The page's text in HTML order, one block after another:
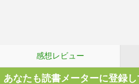
感想レビュー
あなたも読書メーターに登録